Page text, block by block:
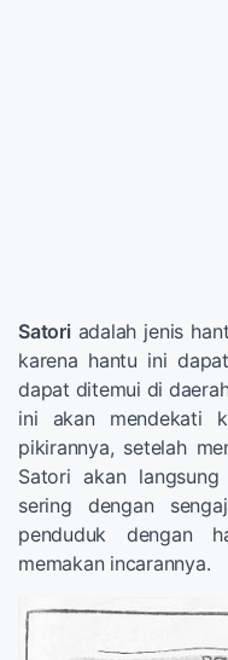
Satori adalah jenis
karena hantu ini
dapat ditemui di
ini akan mendekati
pikirannya, setelah
Satori akan
sering dengan
penduduk dengan
memakan incarannya.